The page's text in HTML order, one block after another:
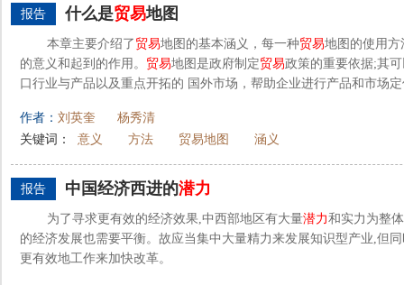
报告 什么是贸易地图
本章主要介绍了 贸易地图的基本涵义，每一种贸易地图的使用
的意义和起到的作用。 贸易地图是政府制定贸易政策的重要依据;其
口行业与产品以及重点开拓的 国外市场，帮助企业进行产品和市场
作者： 刘英奎
杨秀清
关键词：
意义 方法 贸易地图 涵义
报告 中国经济西进的潜力
为了寻求更有效的经济效果,中西部地区有大量潜力和实力为整
的经济发展也需要平衡。故应当集中大量精力来发展知识型产业,但
更有效地工作来加快改革。